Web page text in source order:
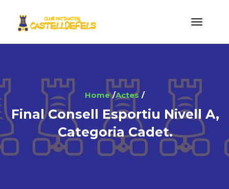
Home Actes
Final Consell Esportiu Nivell A,
Categoria Cadet.